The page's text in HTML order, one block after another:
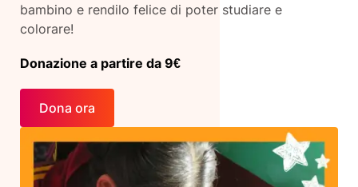
bambino e rendilo felice di poter studiare e
colorare!
Donazione a partire da 9€
Dona ora